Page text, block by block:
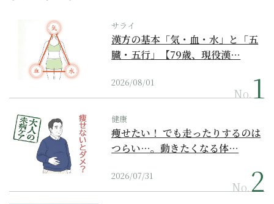
サライ
漢方の基本「気・血・水」と「五
臓・五行」【79歳、現役漢…
2026/08/01
No.
健康
痩せたい！ でも走ったりするのは
つらい…。動きたくなる体…
2026/07/31
No.